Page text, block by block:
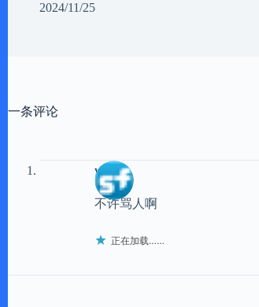
2024/11/25
一条评论
viper
不许骂人啊
正在加载……